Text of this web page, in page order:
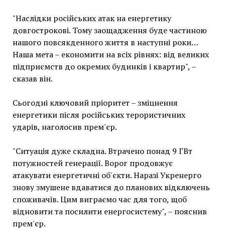
"Наслідки російських атак на енергетику
довгострокові. Тому заощадження буде частиною
нашого повсякденного життя в наступні роки…
Наша мета – економити на всіх рівнях: від великих
підприємств до окремих будинків і квартир", –
сказав він.
Сьогодні ключовий пріоритет – зміцнення
енергетики після російських терористичних
ударів, наголосив прем'єр.
"Ситуація дуже складна. Втрачено понад 9 ГВт
потужностей генерації. Ворог продовжує
атакувати енергетичні об'єкти. Наразі Укренерго
знову змушене вдаватися до планових відключень
споживачів. Цим виграємо час для того, щоб
відновити та посилити енергосистему", – пояснив
прем'єр.